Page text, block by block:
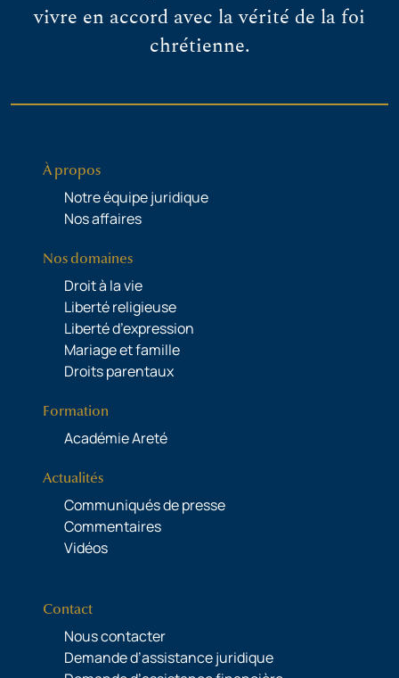
vivre en accord avec la vérité de la foi
chrétienne.
À propos
Notre équipe juridique
Nos affaires
Nos domaines
Droit à la vie
Liberté religieuse
Liberté d’expression
Mariage et famille
Droits parentaux
Formation
Académie Areté
Actualités
Communiqués de presse
Commentaires
Vidéos
Contact
Nous contacter
Demande d’assistance juridique